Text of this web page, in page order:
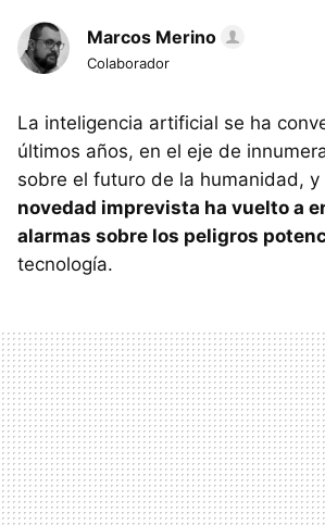
Marcos Merino
Colaborador
La inteligencia artificial se ha
últimos años, en el eje de
sobre el futuro de la humanidad, y
novedad imprevista ha vuelto a
alarmas sobre los peligros
tecnología.